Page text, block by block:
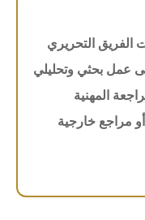
الفريق التحريري
عمل بحثي وتحليلي
المهنية
أو مراجع خارجية